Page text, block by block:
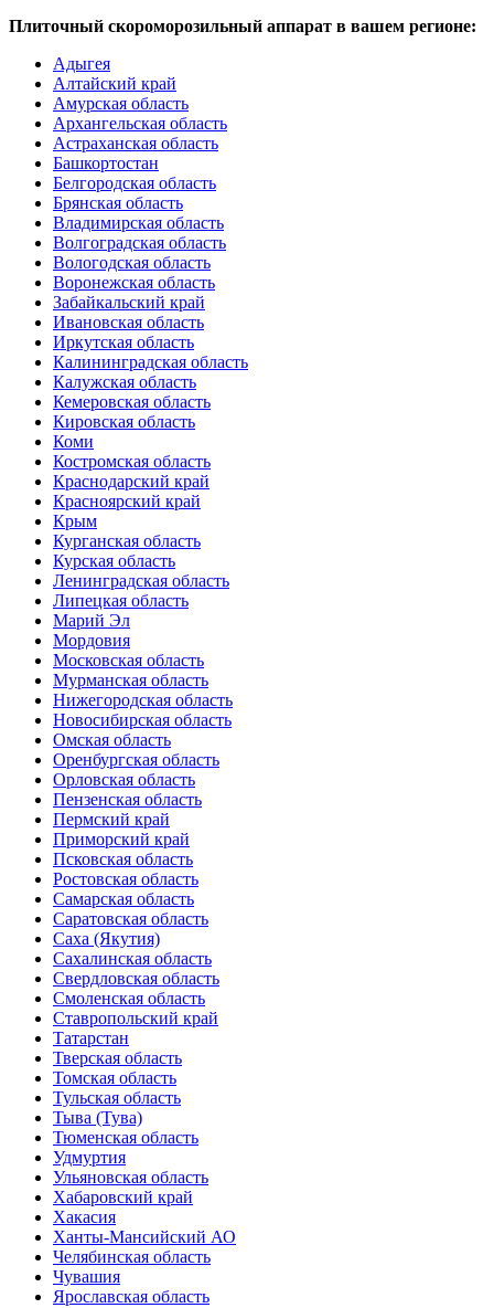
Плиточный скороморозильный аппарат в вашем регионе:
Адыгея
Алтайский край
Амурская область
Архангельская область
Астраханская область
Башкортостан
Белгородская область
Брянская область
Владимирская область
Волгоградская область
Вологодская область
Воронежская область
Забайкальский край
Ивановская область
Иркутская область
Калининградская область
Калужская область
Кемеровская область
Кировская область
Коми
Костромская область
Краснодарский край
Красноярский край
Крым
Курганская область
Курская область
Ленинградская область
Липецкая область
Марий Эл
Мордовия
Московская область
Мурманская область
Нижегородская область
Новосибирская область
Омская область
Оренбургская область
Орловская область
Пензенская область
Пермский край
Приморский край
Псковская область
Ростовская область
Самарская область
Саратовская область
Саха (Якутия)
Сахалинская область
Свердловская область
Смоленская область
Ставропольский край
Татарстан
Тверская область
Томская область
Тульская область
Тыва (Тува)
Тюменская область
Удмуртия
Ульяновская область
Хабаровский край
Хакасия
Ханты-Мансийский АО
Челябинская область
Чувашия
Ярославская область